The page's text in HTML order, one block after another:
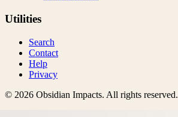
Utilities
Search
Contact
Help
Privacy
© 2026 Obsidian Impacts. All rights reserved.